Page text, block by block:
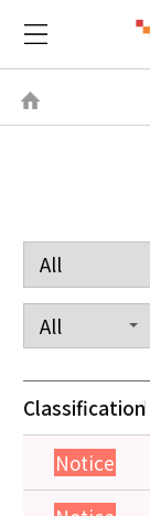
Classification
Notice